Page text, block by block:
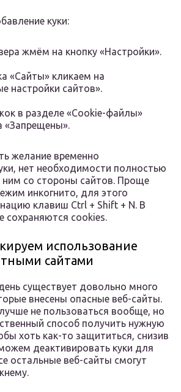
куки:
жмём на кнопку «Настройки».
«Сайты» кликаем на
настройки сайтов».
в разделе «Cookie-файлы»
«Запрещены».
желание временно
нет необходимости полностью
ним со стороны сайтов. Проще
инкогнито, для этого
клавиш Ctrl + Shift + N. В
сохраняются cookies.
использование
сайтами
существует довольно много
внесены опасные веб-сайты.
не пользоваться вообще, но
способ получить нужную
хоть как-то защититься, снизив
деактивировать куки для
остальные веб-сайты смогут